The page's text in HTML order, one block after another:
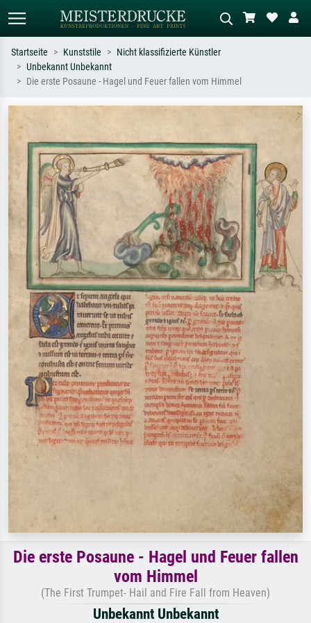
Standardsuche KI-Bildersuche
Sternennacht, Impressionismus, Welle
Hokusai, Akt.
Baum.
Startseite Kunststile
Nicht klassifizierte Künstler
Unbekannt Unbekannt
Die erste Posaune - Hagel und Feuer fallen vom Himmel
Die erste Posaune - Hagel und Feuer fallen
vom Himmel
(The First Trumpet- Hail and Fire Fall from Heaven)
Unbekannt Unbekannt